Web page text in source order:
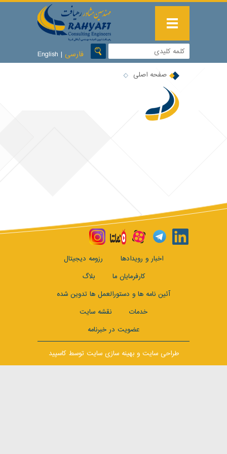
فارسی |
English
صفحه اصلی
اخبار و رویدادها
رزومه دیجیتال
کارفرمایان ما
بلاگ
آئین نامه ها و دستورالعمل ها تدوین شده
خدمات
نقشه سایت
عضویت در خبرنامه
طراحی سایت وبهینه سازی سایت توسط کاسپید